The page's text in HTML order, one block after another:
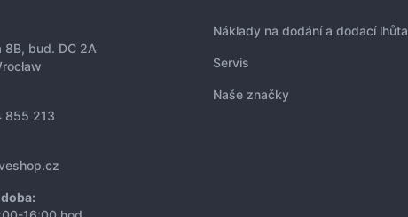
8B, bud. DC 2A
855 213
Náklady na dodání a dodací lhůta
Servis
Naše značky